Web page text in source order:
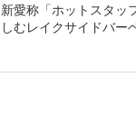
新愛称「ホットスタッ
しむレイクサイドバー